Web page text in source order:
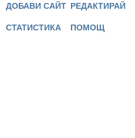
ДОБАВИ САЙТ РЕДАКТИРАЙ
СТАТИСТИКА ПОМОЩ